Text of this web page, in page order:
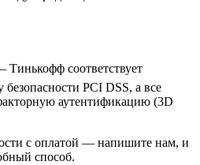
соответствует
PCI DSS, а все
аутентификацию (3D
с оплатой — напишите нам, и
способ.